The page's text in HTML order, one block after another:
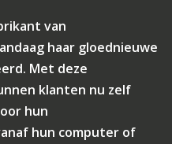
van
haar gloednieuwe
Met deze
klanten nu zelf
hun
hun computer of